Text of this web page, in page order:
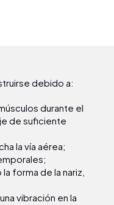
debido a:
durante el
de suficiente
la vía aérea;
forma de la nariz,
vibración en la